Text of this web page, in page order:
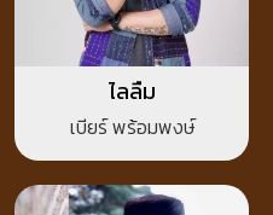
ไลลืม
เบียร์ พร้อมพงษ์